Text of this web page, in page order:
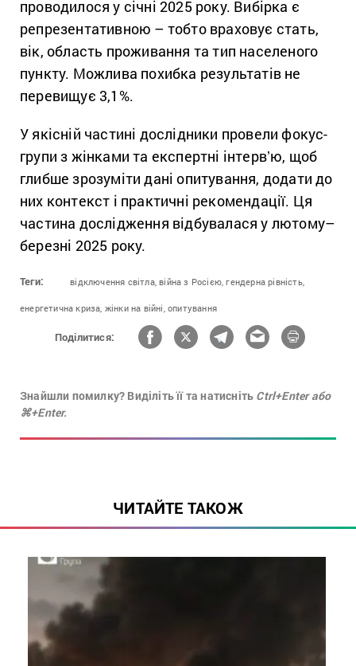
проводилося у січні 2025 року. Вибірка є
репрезентативною – тобто враховує стать,
вік, область проживання та тип населеного
пункту. Можлива похибка результатів не
перевищує 3,1%.
У якісній частині дослідники провели фокус-
групи з жінками та експертні інтервʼю, щоб
глибше зрозуміти дані опитування, додати до
них контекст і практичні рекомендації. Ця
частина дослідження відбувалася у лютому–
березні 2025 року.
Теги: відключення світла, війна з Росією, гендерна рівність,
енергетична криза, жінки на війні, опитування
Поділитися:
Знайшли помилку? Виділіть її та натисніть Ctrl+Enter або
⌘+Enter.
ЧИТАЙТЕ ТАКОЖ